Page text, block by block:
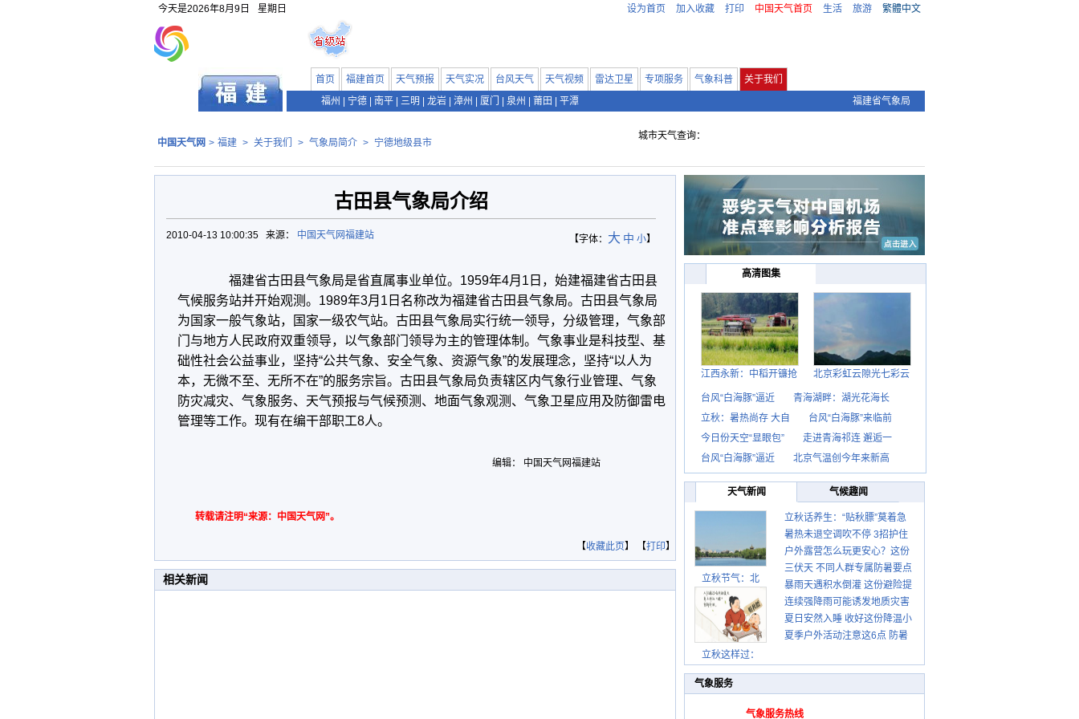
今天是2026年8月9日 星期日 设为首页 加入收藏 打印 中国天气首页 生活 旅游 繁體中文
首页 福建首页 天气预报 天气实况 台风天气 天气视频 雷达卫星 专项服务 气象科普
关于我们
福州
宁德 南平 三明 龙岩 漳州 厦门 泉州 莆田 平潭 福建省气象局
中国天气网 > 福建 > 关于我们 > 气象局简介 > 宁德地级县市
城市天气查询：
古田县气象局介绍
【字体： 大 中 小】
2010-04-13 10:00:35 来源： 中国天气网福建站
福建省古田县气象局是省直属事业单位。1959年4月1日，始建福建省古田县
气候服务站并开始观测。1989年3月1日名称改为福建省古田县气象局。古田县气象局
为国家一般气象站，国家一级农气站。古田县气象局实行统一领导，分级管理，气象部
门与地方人民政府双重领导，以气象部门领导为主的管理体制。气象事业是科技型、基
础性社会公益事业，坚持“公共气象、安全气象、资源气象”的发展理念，坚持“以人为
本，无微不至、无所不在”的服务宗旨。古田县气象局负责辖区内气象行业管理、气象
防灾减灾、气象服务、天气预报与气候预测、地面气象观测、气象卫星应用及防御雷电
管理等工作。现有在编干部职工8人。
编辑： 中国天气网福建站
转载请注明“来源：中国天气网”。
【收藏此页】 【打印】
相关新闻
高清图集
江西永新：中稻开镰抢 北京彩虹云隙光七彩云
台风“白海豚”逼近
青海湖畔：湖光花海长
立秋：暑热尚存 大自
台风“白海豚”来临前
今日份天空“显眼包”
走进青海祁连 邂逅一
台风“白海豚”逼近
北京气温创今年来新高
天气新闻 气候趣闻
立秋节气：北
立秋这样过：
立秋话养生：“贴秋膘”莫着急
先清暑再防燥
暑热未退空调吹不停 3招护住
肩颈不酸痛
户外露营怎么玩更安心？这份
攻略请收好
三伏天 不同人群专属防暑要点
请收好
暴雨天遇积水倒灌 这份避险提
示请收好
连续强降雨可能诱发地质灾害
这些前兆要知道
夏日安然入睡 收好这份降温小
贴士
夏季户外活动注意这6点 防暑
气象服务
气象服务热线